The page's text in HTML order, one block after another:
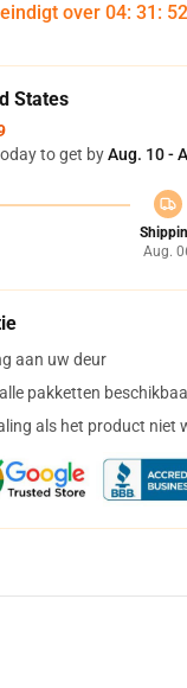
over 04: 31 : 51
States
to get byAug. 10 -
Aug.
aan uw deur
pakketten
als het product niet